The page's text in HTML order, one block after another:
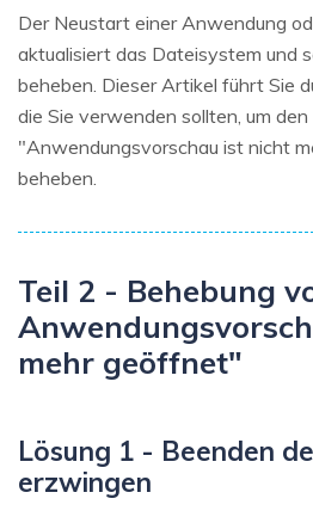
Der Neustart einer Anwendung
aktualisiert das Dateisystem und
beheben. Dieser Artikel führt Sie
die Sie verwenden sollten, um den
"Anwendungsvorschau ist nicht
beheben.
Teil 2 - Behebung
mehr geöffnet"
Lösung 1 - Beenden
erzwingen